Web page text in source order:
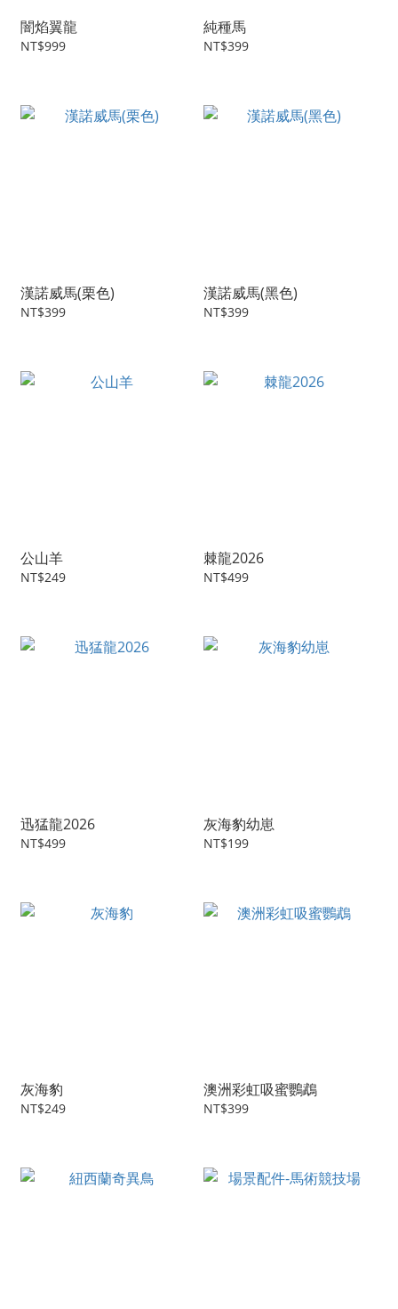
闇焰翼龍
NT$999
純種馬
NT$399
漢諾威馬(栗色)
NT$399
漢諾威馬(黑色)
NT$399
公山羊
NT$249
棘龍2026
NT$499
迅猛龍2026
NT$499
灰海豹幼崽
NT$199
灰海豹
NT$249
澳洲彩虹吸蜜鸚鵡
NT$399